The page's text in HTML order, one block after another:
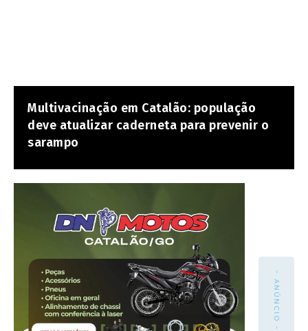
Multivacinação em Catalão: população
deve atualizar caderneta para prevenir o
sarampo
- ANÚNCIO -